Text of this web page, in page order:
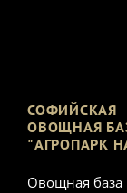
СОФИЙСКАЯ
ОВОЩНАЯ
"АГРОПАРК
Овощная база